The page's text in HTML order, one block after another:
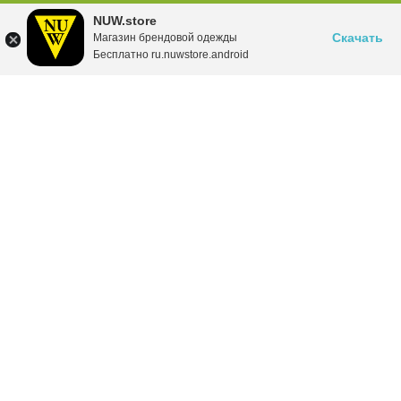
NUW.store
Магазин брендовой одежды
Бесплатно ru.nuwstore.android
Скачать